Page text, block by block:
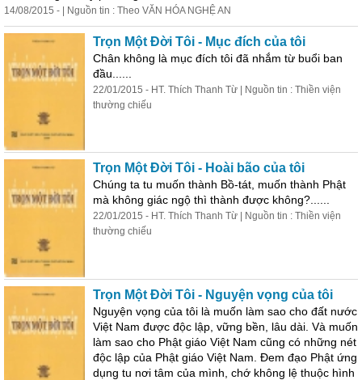
14/08/2015 - | Nguồn tin : Theo VĂN HÓA NGHỆ AN
Trọn Một Đời Tôi - Mục đích của tôi
Chân không là mục đích tôi đã nhắm từ buổi ban
đầu......
22/01/2015 - HT. Thích Thanh Từ | Nguồn tin : Thiền viện
thường chiếu
Trọn Một Đời Tôi - Hoài bão của tôi
Chúng ta tu muốn thành Bồ-tát, muốn thành Phật
mà không giác ngộ thì thành được không?......
22/01/2015 - HT. Thích Thanh Từ | Nguồn tin : Thiền viện
thường chiếu
Trọn Một Đời Tôi - Nguyện vọng của tôi
Nguyện vọng của tôi là muốn làm sao cho đất nước
Việt Nam được độc lập, vững bền, lâu dài. Và muốn
làm sao cho Phật giáo Việt Nam cũng có những nét
độc lập của Phật giáo Việt Nam. Đem đạo Phật ứng
dụng tu nơi tâm của mình, chớ không lệ thuộc hình